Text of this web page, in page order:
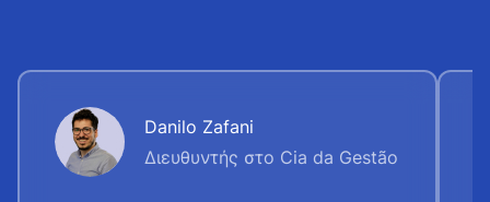
Danilo Zafani
Διευθυντής στο Cia da Gestão